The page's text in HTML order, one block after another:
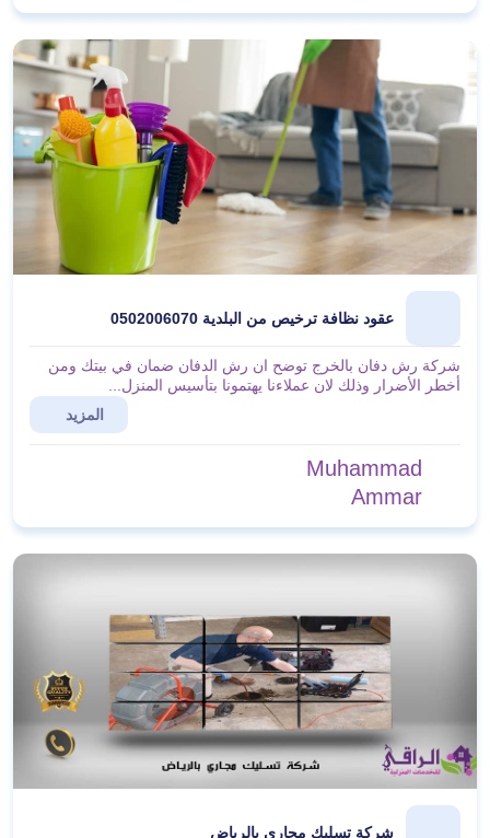
عقود نظافة ترخيص من البلدية 0502006070
شركة رش دفان بالخرج توضح ان رش الدفان ضمان في بيتك ومن
أخطر الأضرار وذلك لان عملاءنا يهتمونا بتأسيس المنزل...
المزيد
Muhammad
Ammar
شركة تسليك مجاري بالرياض